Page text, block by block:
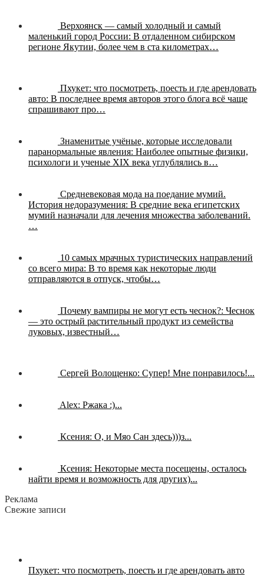
Верхоянск — самый холодный и самый
маленький город России: В отдаленном сибирском
регионе Якутии, более чем в ста километрах…
Пхукет: что посмотреть, поесть и где арендовать
авто: В последнее время авторов этого блога всё чаще
спрашивают про…
Знаменитые учёные, которые исследовали
паранормальные явления: Наиболее опытные физики,
психологи и ученые XIX века углублялись в…
Средневековая мода на поедание мумий.
История недоразумения: В средние века египетских
мумий назначали для лечения множества заболеваний.
…
10 самых мрачных туристических направлений
со всего мира: В то время как некоторые люди
отправляются в отпуск, чтобы…
Почему вампиры не могут есть чеснок?: Чеснок
— это острый растительный продукт из семейства
луковых, известный…
Сергей Волощенко: Супер! Мне понравилось!...
Alex: Ржака :)...
Ксения: О, и Мяо Сан здесь)))з...
Ксения: Некоторые места посещены, осталось
найти время и возможность для других)...
Реклама
Свежие записи
Пхукет: что посмотреть, поесть и где арендовать авто